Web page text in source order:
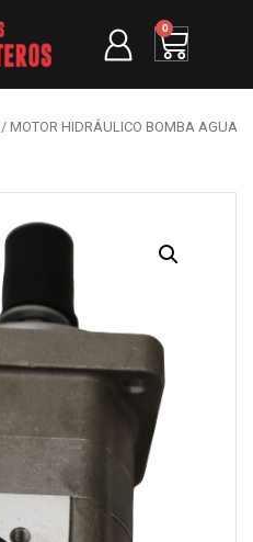
0
/ MOTOR HIDRÁULICO BOMBA AGUA